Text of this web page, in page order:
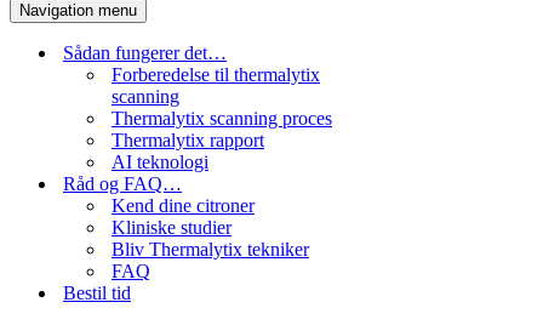
Navigation menu
Sådan fungerer det…
Forberedelse til thermalytix
scanning
Thermalytix scanning proces
Thermalytix rapport
AI teknologi
Råd og FAQ…
Kend dine citroner
Kliniske studier
Bliv Thermalytix tekniker
FAQ
Bestil tid